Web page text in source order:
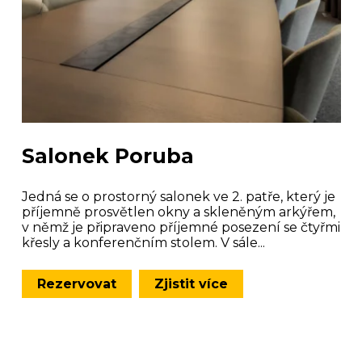
Salonek Poruba
Jedná se o prostorný salonek ve 2. patře, který je
příjemně prosvětlen okny a skleněným arkýřem,
v němž je připraveno příjemné posezení se čtyřmi
křesly a konferenčním stolem. V sále...
Rezervovat Zjistit více